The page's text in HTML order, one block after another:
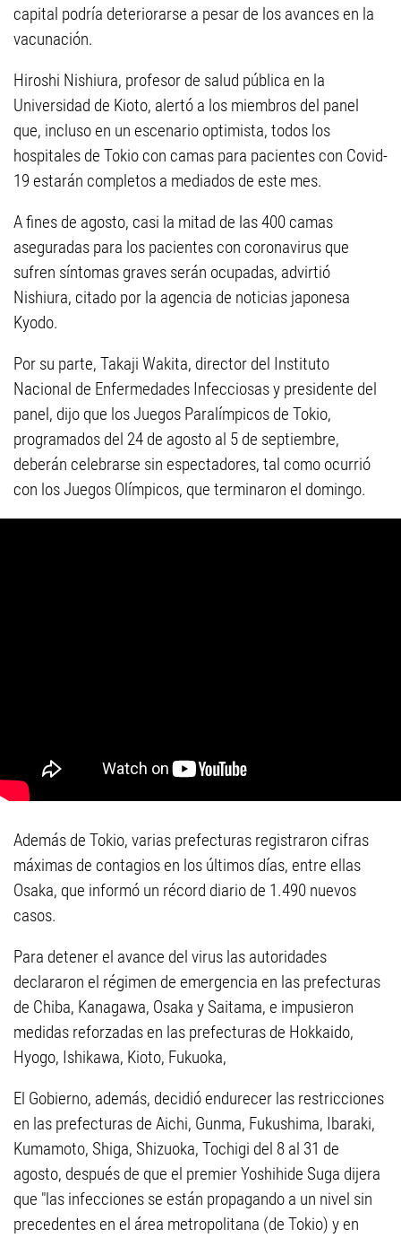
capital podría deteriorarse a pesar de los avances en la
vacunación.
Hiroshi Nishiura, profesor de salud pública en la
Universidad de Kioto, alertó a los miembros del panel
que, incluso en un escenario optimista, todos los
hospitales de Tokio con camas para pacientes con Covid-
19 estarán completos a mediados de este mes.
A fines de agosto, casi la mitad de las 400 camas
aseguradas para los pacientes con coronavirus que
sufren síntomas graves serán ocupadas, advirtió
Nishiura, citado por la agencia de noticias japonesa
Kyodo.
Por su parte, Takaji Wakita, director del Instituto
Nacional de Enfermedades Infecciosas y presidente del
panel, dijo que los Juegos Paralímpicos de Tokio,
programados del 24 de agosto al 5 de septiembre,
deberán celebrarse sin espectadores, tal como ocurrió
con los Juegos Olímpicos, que terminaron el domingo.
Además de Tokio, varias prefecturas registraron cifras
máximas de contagios en los últimos días, entre ellas
Osaka, que informó un récord diario de 1.490 nuevos
casos.
Para detener el avance del virus las autoridades
declararon el régimen de emergencia en las prefecturas
de Chiba, Kanagawa, Osaka y Saitama, e impusieron
medidas reforzadas en las prefecturas de Hokkaido,
Hyogo, Ishikawa, Kioto, Fukuoka,
El Gobierno, además, decidió endurecer las restricciones
en las prefecturas de Aichi, Gunma, Fukushima, Ibaraki,
Kumamoto, Shiga, Shizuoka, Tochigi del 8 al 31 de
agosto, después de que el premier Yoshihide Suga dijera
que "las infecciones se están propagando a un nivel sin
precedentes en el área metropolitana (de Tokio) y en